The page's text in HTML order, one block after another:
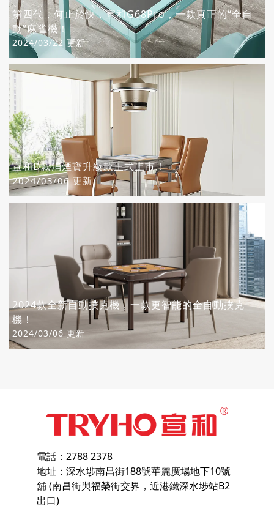
第四代，何止於快，宣和G68Pro，一款真正的“全自
動”麻雀機！
2024/03/22 更新
宣和D款消煙寶升級款正式上市！
2024/03/06 更新
2024款全新自動撲克機，一款更智能的全自動撲克
機！
2024/03/06 更新
電話：2788 2378
地址：深水埗南昌街188號華麗廣場地下10號
舖 (南昌街與福榮街交界，近港鐵深水埗站B2
出口)